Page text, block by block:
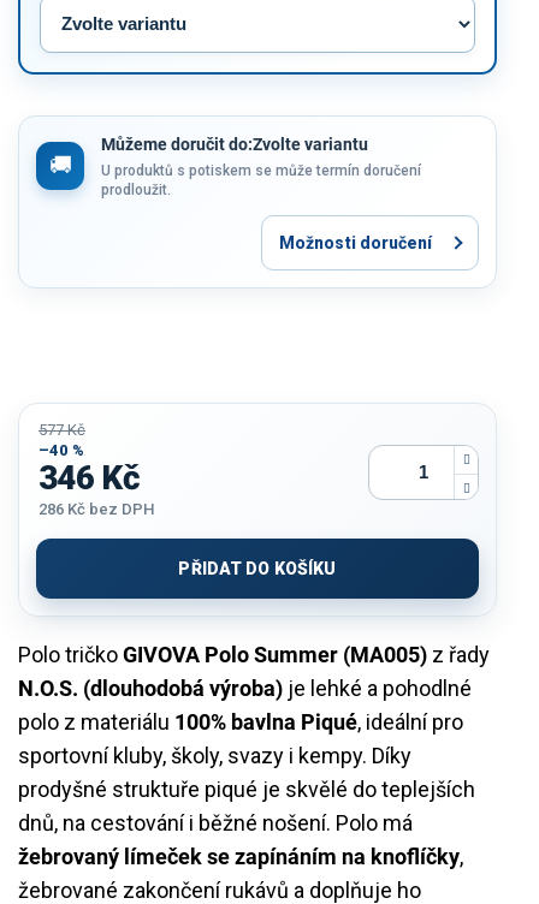
Můžeme doručit do:Zvolte variantu
U produktů s potiskem se může termín doručení
prodloužit.
Možnosti doručení
Polo tričkoGIVOVA Polo Summer (MA005) z řady
N.O.S. (dlouhodobá výroba) je lehké a pohodlné
polo z materiálu 100% bavlna Piqué, ideální pro
sportovní kluby, školy, svazy i kempy. Díky
prodyšné struktuře piqué je skvělé do teplejších
dnů, na cestování i běžné nošení. Polo má
žebrovaný límeček se zapínáním na knoflíčky,
žebrované zakončení rukávů a doplňuje ho
577 Kč
–40 %
346 Kč
286 Kč bez DPH
cena:
PŘIDAT DO KOŠÍKU